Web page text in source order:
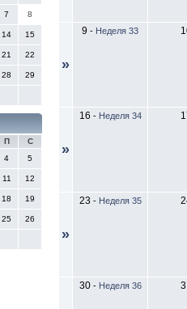
7 8
14 15
21 22
28 29
П
С
4 5
11 12
18 19
25 26
»
9 - Неделя 33
»
16 - Неделя 34
»
23 - Неделя 35
30- Неделя 36